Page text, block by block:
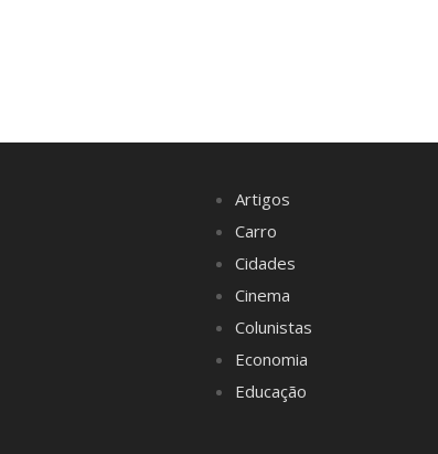
Artigos
Carro
Cidades
Cinema
Colunistas
Economia
Educação